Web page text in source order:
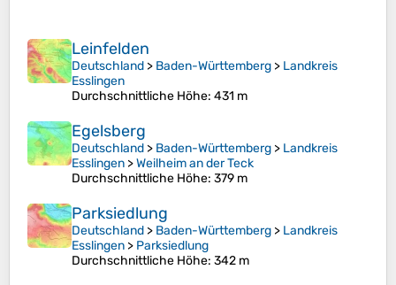
Leinfelden
Deutschland > Baden-Württemberg > Landkreis
Esslingen
Durchschnittliche Höhe: 431 m
Egelsberg
Deutschland > Baden-Württemberg > Landkreis
Esslingen >Weilheim an der Teck
Durchschnittliche Höhe: 379 m
Parksiedlung
Deutschland > Baden-Württemberg > Landkreis
Esslingen > Parksiedlung
Durchschnittliche Höhe: 342 m